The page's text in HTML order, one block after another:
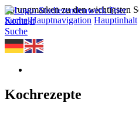
Sprungmarken zu den wichtigsten
Suche Hauptnavigation Hauptinhalt
Kontakt
Suche
Kochrezepte